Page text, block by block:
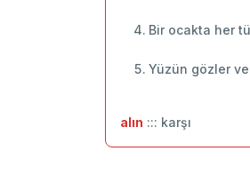
Bir ocakta her
Yüzün gözler
alın ::: karşı